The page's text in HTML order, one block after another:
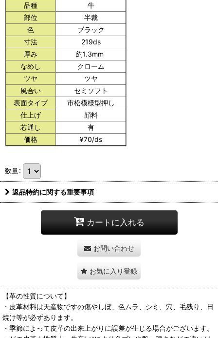
品種
牛
部位
半裁
色
ブラック
寸法
219ds
厚み
約1.3mm
なめし
クローム
ツヤ
ツヤ
風合い
セミソフト
表面タイプ
市松模様型押し
仕上げ
顔料
芯通し
有
価格
¥70/ds
数量:
返品特約に関する重要事項
カートに入れる
お問い合わせ
お気に入り登録
【革の性質について】
・皮革材料は天産物ですの傷やしぼ、色ムラ、シミ、穴、毛残り、日
焼け等が必ずあります。
・季節によって皮革の出来上がりに誤差が生じる場合がございます。